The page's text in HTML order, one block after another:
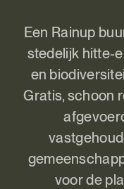
Een Rainup
stedelijk hitte-
en
Gratis, schoon
voor de